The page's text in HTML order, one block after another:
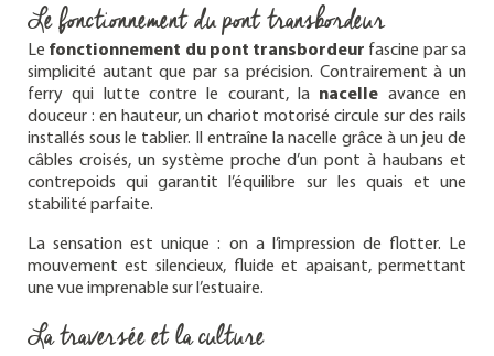
Le fonctionnement du pont transbordeur
Le fonctionnement du pont transbordeur fascine par sa
simplicité autant que par sa précision. Contrairement à un
ferry qui lutte contre le courant, la nacelle avance en
douceur : en hauteur, un chariot motorisé circule sur des rails
installés sous le tablier. Il entraîne la nacelle grâce à un jeu de
câbles croisés, un système proche d’un pont à haubans et
contrepoids qui garantit l’équilibre sur les quais et une
stabilité parfaite.
La sensation est unique : on a l’impression de flotter. Le
mouvement est silencieux, fluide et apaisant, permettant
une vue imprenable sur l’estuaire.
La traversée et la culture